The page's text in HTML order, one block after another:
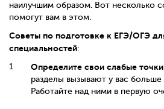
наилучшим образом. Вот несколько
помогут вам в этом.
Советы по подготовке к ЕГЭ/ОГЭ
специальностей:
Определите свои слабые точки
разделы вызывают у вас больше
Работайте над ними в первую